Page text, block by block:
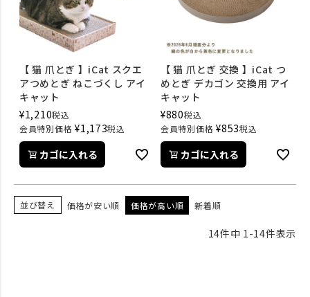
【 猫 爪とぎ 】iCat スクエ
アつめとぎ ねこづくし アイ
キャット
¥1,210税込
会員特別価格 ¥1,173税込
カゴに入れる
【 猫 爪とぎ 交換 】iCat つ
めとぎ デカゴン 交換用 アイ
キャット
¥880税込
会員特別価格 ¥853税込
カゴに入れる
並び替え 価格が安い順 価格が高い順 新着順
14件中 1 -14件表示